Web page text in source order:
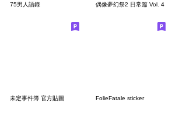
75男人語錄 偶像夢幻祭2 日常篇 Vol. 4
未定事件簿 官方貼圖 FolieFatale sticker